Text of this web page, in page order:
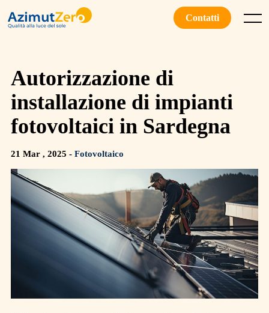
content
Menu
Contatti
Autorizzazione di
installazione di impianti
fotovoltaici in Sardegna
21 Mar , 2025 - Fotovoltaico